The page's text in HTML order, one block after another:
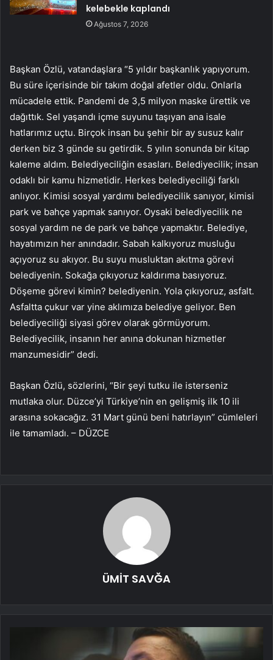
kelebekle kaplandı
Ağustos 7, 2026
Başkan Özlü, vatandaşlara “5 yıldır başkanlık yapıyorum.
Bu süre içerisinde bir takım doğal afetler oldu. Onlarla
mücadele ettik. Pandemi de 3,5 milyon maske ürettik ve
dağıttık. Sel yaşandı içme suyunu taşıyan ana isale
hatlarımız uçtu. Birçok insan bu şehir bir ay susuz kalır
derken biz 3 günde su getirdik. 5 yılın sonunda bir kitap
kaleme aldım. Belediyeciliğin esasları. Belediyecilik; insan
odaklı bir kamu hizmetidir. Herkes belediyeciliği farklı
anlıyor. Kimisi sosyal yardımı belediyecilik sanıyor, kimisi
park ve bahçe yapmak sanıyor. Oysaki belediyecilik ne
sosyal yardım ne de park ve bahçe yapmaktır. Belediye,
hayatımızın her anındadır. Sabah kalkıyoruz musluğu
açıyoruz su akıyor. Bu suyu musluktan akıtma görevi
belediyenin. Sokağa çıkıyoruz kaldırıma basıyoruz.
Döşeme görevi kimin? belediyenin. Yola çıkıyoruz, asfalt.
Asfaltta çukur var yine aklımıza belediye geliyor. Ben
belediyeciliği siyasi görev olarak görmüyorum.
Belediyecilik, insanın her anına dokunan hizmetler
manzumesidir” dedi.
Başkan Özlü, sözlerini, “Bir şeyi tutku ile isterseniz
mutlaka olur. Düzce’yi Türkiye’nin en gelişmiş ilk 10 ili
arasına sokacağız. 31 Mart günü beni hatırlayın” cümleleri
ile tamamladı. – DÜZCE
ÜMİT SAVĞA